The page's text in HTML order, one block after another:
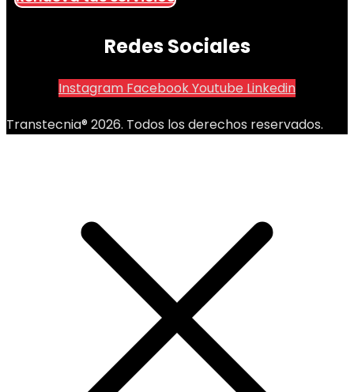
Redes Sociales
Instagram FacebookYoutube Linkedin
Transtecnia® 2026. Todos los derechos reservados.